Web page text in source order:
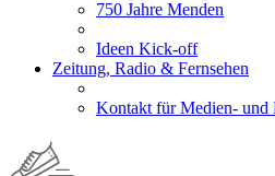
750 Jahre Menden
Ideen Kick-off
Zeitung, Radio & Fernsehen
Kontakt für Medien- und